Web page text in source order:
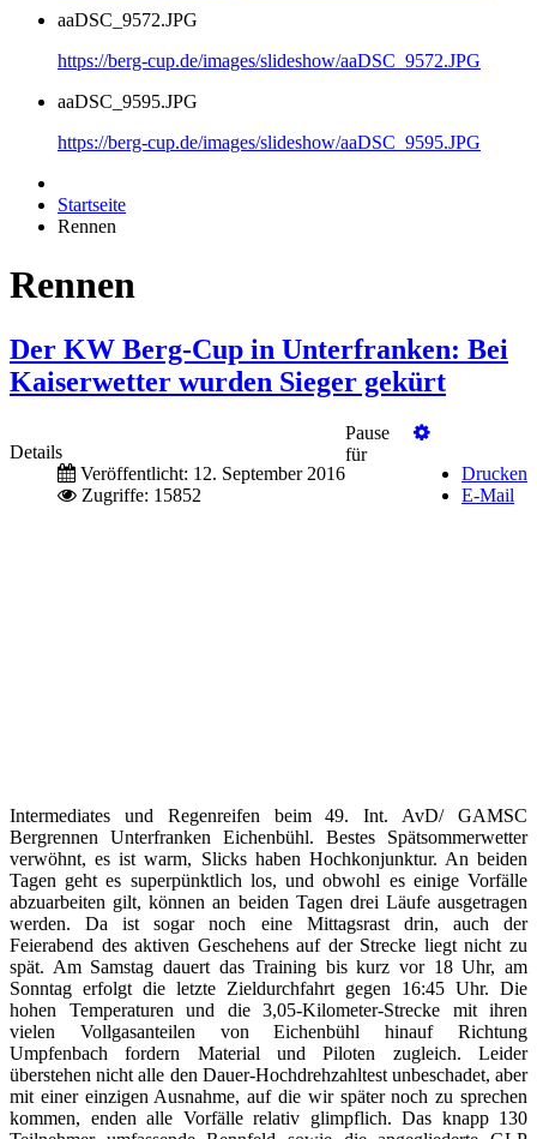
aaDSC_9572.JPG
https://berg-cup.de/images/slideshow/aaDSC_9572.JPG
aaDSC_9595.JPG
https://berg-cup.de/images/slideshow/aaDSC_9595.JPG
Startseite
Rennen
Rennen
Der KW Berg-Cup in Unterfranken: Bei
Kaiserwetter wurden Sieger gekürt
Details
Veröffentlicht: 12. September 2016
Zugriffe: 15852
Drucken
E-Mail
Pause
für
Intermediates und Regenreifen beim 49. Int. AvD/ GAMSC
Bergrennen Unterfranken Eichenbühl. Bestes Spätsommerwetter
verwöhnt, es ist warm, Slicks haben Hochkonjunktur. An beiden
Tagen geht es superpünktlich los, und obwohl es einige Vorfälle
abzuarbeiten gilt, können an beiden Tagen drei Läufe ausgetragen
werden. Da ist sogar noch eine Mittagsrast drin, auch der
Feierabend des aktiven Geschehens auf der Strecke liegt nicht zu
spät. Am Samstag dauert das Training bis kurz vor 18 Uhr, am
Sonntag erfolgt die letzte Zieldurchfahrt gegen 16:45 Uhr. Die
hohen Temperaturen und die 3,05-Kilometer-Strecke mit ihren
vielen Vollgasanteilen von Eichenbühl hinauf Richtung
Umpfenbach fordern Material und Piloten zugleich. Leider
überstehen nicht alle den Dauer-Hochdrehzahltest unbeschadet, aber
mit einer einzigen Ausnahme, auf die wir später noch zu sprechen
kommen, enden alle Vorfälle relativ glimpflich. Das knapp 130